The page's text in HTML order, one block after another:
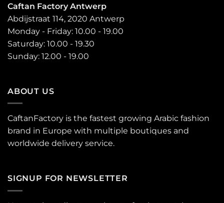
Caftan Factory Antwerp
Abdijstraat 114, 2020 Antwerp
Monday - Friday: 10.00 - 19.00
Saturday: 10.00 - 19.30
Sunday: 12.00 - 19.00
ABOUT US
CaftanFactory is the fastest growing Arabic fashion
brand in Europe with multiple boutiques and
worldwide delivery service.
SIGNUP FOR NEWSLETTER